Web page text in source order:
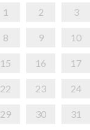
1 2 3
8 9 10
15 16 17
22 23 24
29 30 31